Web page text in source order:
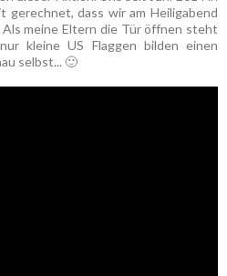
gerechnet, dass wir am Heiligabend
meine Eltern die Tür öffnen steht
kleine US Flaggen bilden einen
selbst... 🙂